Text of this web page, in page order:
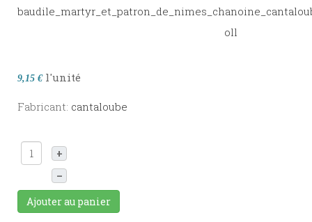
9,15 € l'unité
Fabricant: cantaloube
+
–
Ajouter au panier